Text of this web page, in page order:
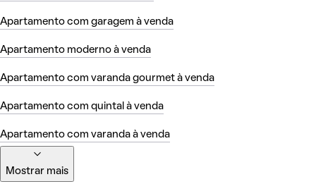
Apartamento com garagem à venda
Apartamento moderno à venda
Apartamento com varanda gourmet à venda
Apartamento com quintal à venda
Apartamento com varanda à venda
Mostrar mais